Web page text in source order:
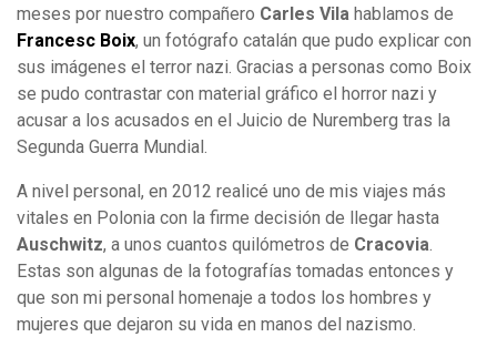
meses por nuestro compañero Carles Vila hablamos de
Francesc Boix, un fotógrafo catalán que pudo explicar con
sus imágenes el terror nazi. Gracias a personas como Boix
se pudo contrastar con material gráfico el horror nazi y
acusar a los acusados en el Juicio de Nuremberg tras la
Segunda Guerra Mundial.
A nivel personal, en 2012 realicé uno de mis viajes más
vitales en Polonia con la firme decisión de llegar hasta
Auschwitz, a unos cuantos quilómetros de Cracovia.
Estas son algunas de la fotografías tomadas entonces y
que son mi personal homenaje a todos los hombres y
mujeres que dejaron su vida en manos del nazismo.